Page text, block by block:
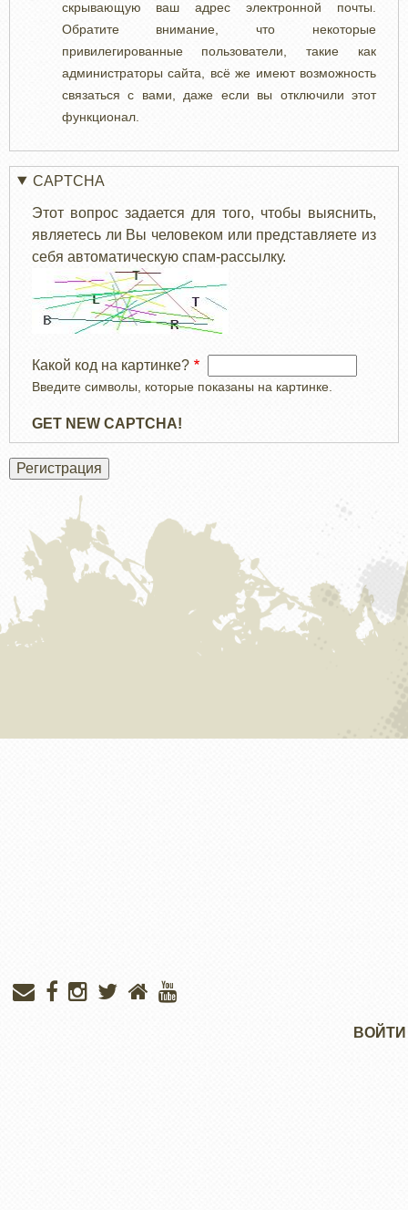
скрывающую ваш адрес электронной почты.
Обратите внимание, что некоторые
привилегированные пользователи, такие как
администраторы сайта, всё же имеют возможность
связаться с вами, даже если вы отключили этот
функционал.
CAPTCHA
Этот вопрос задается для того, чтобы выяснить,
являетесь ли Вы человеком или представляете из
себя автоматическую спам-рассылку.
Какой код на картинке?
Введите символы, которые показаны на картинке.
GET NEW CAPTCHA!
ВОЙТИ